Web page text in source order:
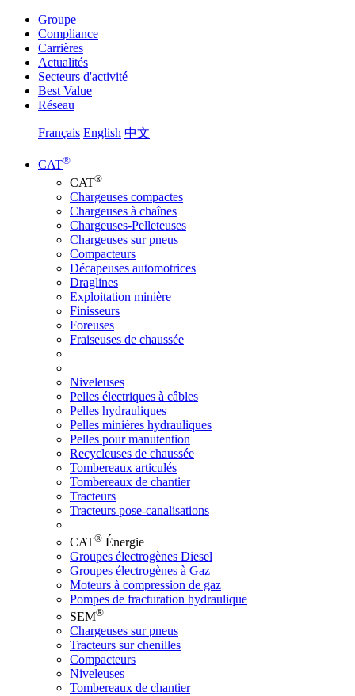
Groupe
Compliance
Carrières
Actualités
Secteurs d'activité
Best Value
Réseau
Français English 中文
CAT®
CAT®
Chargeuses compactes
Chargeuses à chaînes
Chargeuses-Pelleteuses
Chargeuses sur pneus
Compacteurs
Décapeuses automotrices
Draglines
Exploitation minière
Finisseurs
Foreuses
Fraiseuses de chaussée
Niveleuses
Pelles électriques à câbles
Pelles hydrauliques
Pelles minières hydrauliques
Pelles pour manutention
Recycleuses de chaussée
Tombereaux articulés
Tombereaux de chantier
Tracteurs
Tracteurs pose-canalisations
CAT® Énergie
Groupes électrogènes Diesel
Groupes électrogènes à Gaz
Moteurs à compression de gaz
Pompes de fracturation hydraulique
SEM®
Chargeuses sur pneus
Tracteurs sur chenilles
Compacteurs
Niveleuses
Tombereaux de chantier